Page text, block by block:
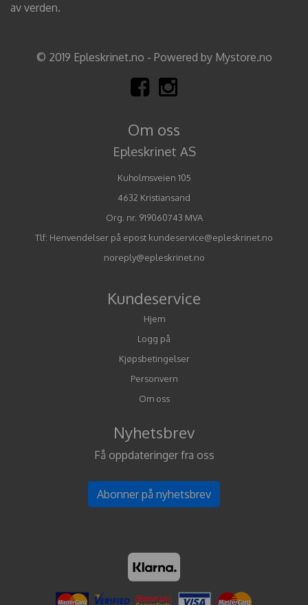
av verden.
© 2019 Epleskrinet.no - Powered by Mystore.no
Om oss
Epleskrinet AS
Kuholmsveien 105
4632 Kristiansand
Org. nr. 919060743 MVA
Tlf: Henvendelser på epost kundeservice@epleskrinet.no
noreply@epleskrinet.no
Kundeservice
Hjem
Logg på
Kjøpsbetingelser
Personvern
Om oss
Nyhetsbrev
Få oppdateringer fra oss
Abonner på nyhetsbrev